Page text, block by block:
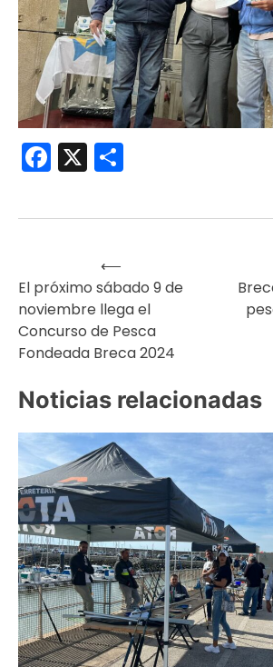
Facebook
X
Navegación
de
entradas
⟵
El próximo sábado 9 de
noviembre llega el
Concurso de Pesca
Fondeada Breca 2024
Noticias relacionadas